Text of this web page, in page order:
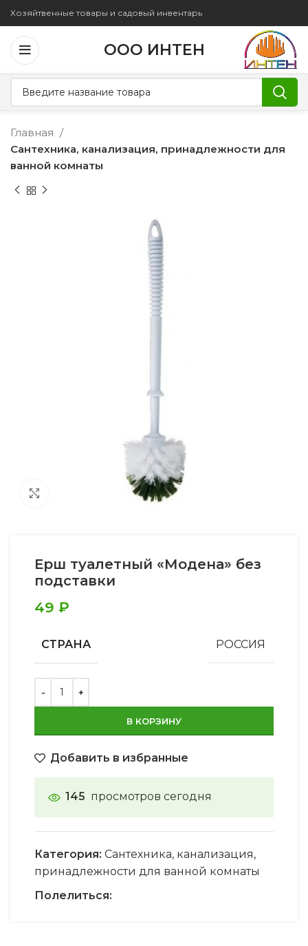
Хозяйтвенные товары и садовый инвентарь
ООО ИНТЕН
Главная
Сантехника, канализация, принадлежности для
ванной комнаты
Ерш туалетный «Модена» без
подставки
49 ₽
СТРАНА РОССИЯ
В КОРЗИНУ
Добавить в избранные
145 просмотров сегодня
Категория: Сантехника, канализация,
принадлежности для ванной комнаты
Полелиться: